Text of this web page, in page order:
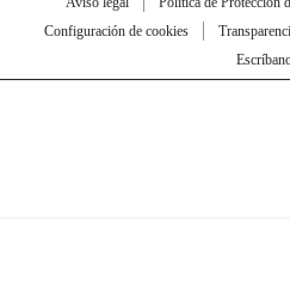
Configuración de cookies